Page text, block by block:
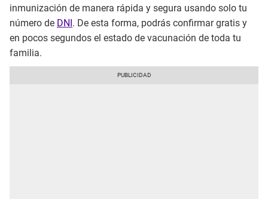
inmunización de manera rápida y segura usando solo tu
número de DNI . De esta forma, podrás confirmar gratis y
en pocos segundos el estado de vacunación de toda tu
familia.